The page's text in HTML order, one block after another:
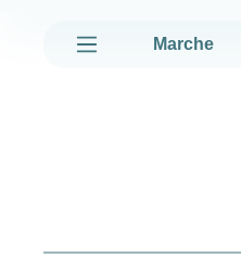
Marche